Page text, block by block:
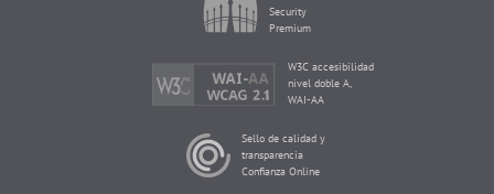
Security
Premium
W3C accesibilidad
nivel doble A,
WAI-AA
Sello de calidad y
transparencia
Confianza Online